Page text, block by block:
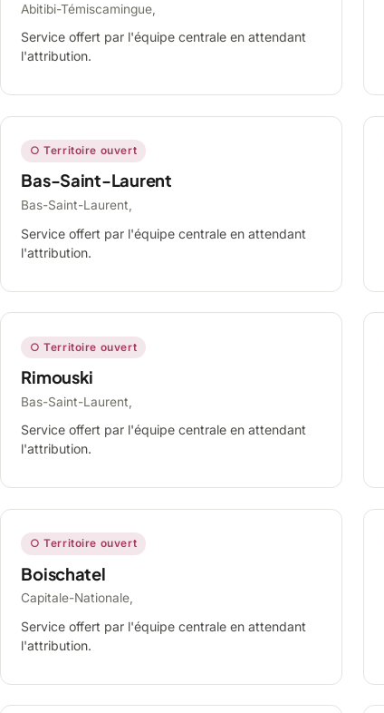
Abitibi-Témiscamingue,
Service offert par l'équipe centrale en attendant
l'attribution.
○ Territoire ouvert
Bas-Saint-Laurent
Bas-Saint-Laurent,
Service offert par l'équipe centrale en attendant
l'attribution.
○ Territoire ouvert
Rimouski
Bas-Saint-Laurent,
Service offert par l'équipe centrale en attendant
l'attribution.
○ Territoire ouvert
Boischatel
Capitale-Nationale,
Service offert par l'équipe centrale en attendant
l'attribution.